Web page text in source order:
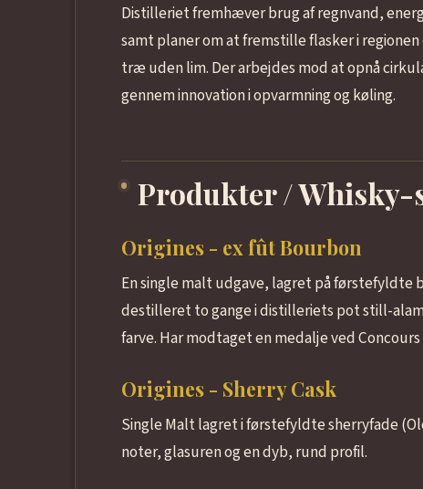
Distilleriet fremhæver brug af regnvand,
samt planer om at fremstille flasker i
træ uden lim. Der arbejdes mod at opnå
gennem innovation i opvarmning og køling.
Produkter / Whisky-
Origines - ex fût Bourbon
En single malt udgave, lagret på førstefyldte
destilleret to gange i distilleriets pot still-
farve. Har modtaget en medalje ved Concours
Origines - Sherry Cask
Single Malt lagret i førstefyldte sherryfade
noter, glasuren og en dyb, rund profil.